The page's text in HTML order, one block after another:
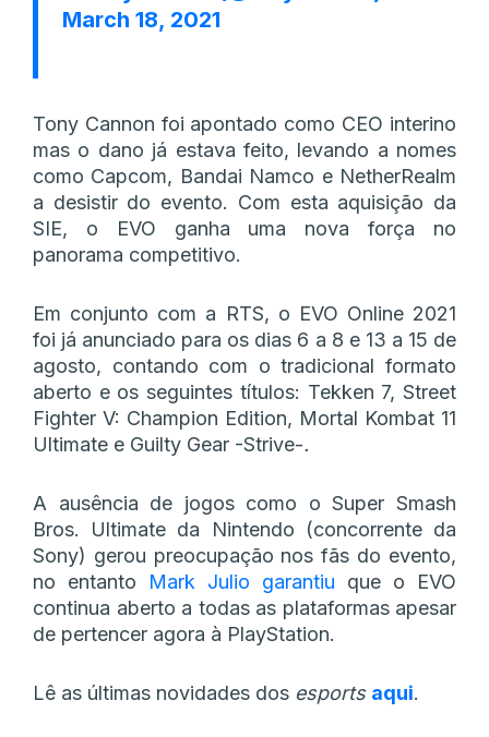
March 18, 2021
Tony Cannon foi apontado como CEO interino
mas o dano já estava feito, levando a nomes
como Capcom, Bandai Namco e NetherRealm
a desistir do evento. Com esta aquisição da
SIE, o EVO ganha uma nova força no
panorama competitivo.
Em conjunto com a RTS, o EVO Online 2021
foi já anunciado para os dias 6 a 8 e 13 a 15 de
agosto, contando com o tradicional formato
aberto e os seguintes títulos: Tekken 7, Street
Fighter V: Champion Edition, Mortal Kombat 11
Ultimate e Guilty Gear -Strive-.
A ausência de jogos como o Super Smash
Bros. Ultimate da Nintendo (concorrente da
Sony) gerou preocupação nos fãs do evento,
no entanto Mark Julio garantiu que o EVO
continua aberto a todas as plataformas apesar
de pertencer agora à PlayStation.
Lê as últimas novidades dos esports aqui.